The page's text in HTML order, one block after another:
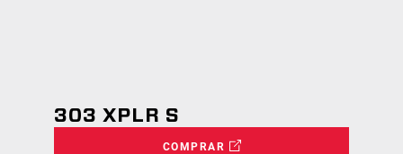
303 XPLR S
COMPRAR